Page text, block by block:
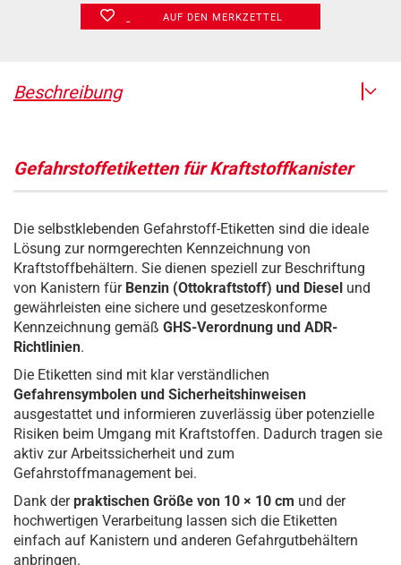
AUF DEN MERKZETTEL
Beschreibung
Gefahrstoffetiketten für Kraftstoffkanister
Die selbstklebenden Gefahrstoff-Etiketten sind die ideale
Lösung zur normgerechten Kennzeichnung von
Kraftstoffbehältern. Sie dienen speziell zur Beschriftung
von Kanistern für Benzin (Ottokraftstoff) und Diesel und
gewährleisten eine sichere und gesetzeskonforme
Kennzeichnung gemäß GHS-Verordnung und ADR-
Richtlinien.
Die Etiketten sind mit klar verständlichen
Gefahrensymbolen und Sicherheitshinweisen
ausgestattet und informieren zuverlässig über potenzielle
Risiken beim Umgang mit Kraftstoffen. Dadurch tragen sie
aktiv zur Arbeitssicherheit und zum
Gefahrstoffmanagement bei.
Dank derpraktischen Größe von 10 × 10 cm und der
hochwertigen Verarbeitung lassen sich die Etiketten
einfach auf Kanistern und anderen Gefahrgutbehältern
anbringen.